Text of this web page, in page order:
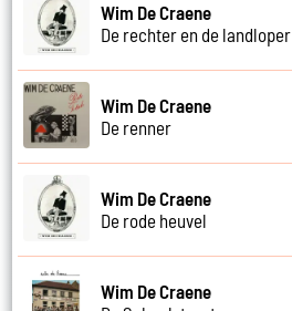
Wim De Craene
De rechter en de landloper
Wim De Craene
De renner
Wim De Craene
De rode heuvel
Wim De Craene